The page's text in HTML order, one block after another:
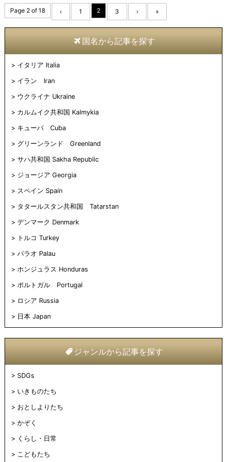
Page 2 of 18 ‹ 1 2 3 › »
国名から記事を探す
イタリア Italia
イラン Iran
ウクライナ Ukraine
カルムイク共和国 Kalmykia
キューバ Cuba
グリーンランド Greenland
サハ共和国 Sakha Republic
ジョージア Georgia
スペイン Spain
タタールスタン共和国 Tatarstan
デンマーク Denmark
トルコ Turkey
パラオ Palau
ホンジュラス Honduras
ポルトガル Portugal
ロシア Russia
日本 Japan
ジャンルから記事を探す
SDGs
いきものたち
おとしよりたち
かぞく
くらし・日常
こどもたち